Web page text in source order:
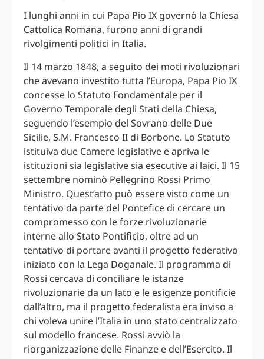
I lunghi anni in cui Papa Pio IX governò la Chiesa
Cattolica Romana, furono anni di grandi
rivolgimenti politici in Italia.
Il 14 marzo 1848, a seguito dei moti rivoluzionari
che avevano investito tutta l’Europa, Papa Pio IX
concesse lo Statuto Fondamentale per il
Governo Temporale degli Stati della Chiesa,
seguendo l’esempio del Sovrano delle Due
Sicilie, S.M. Francesco II di Borbone. Lo Statuto
istituiva due Camere legislative e apriva le
istituzioni sia legislative sia esecutive ai laici. Il 15
settembre nominò Pellegrino Rossi Primo
Ministro. Quest’atto può essere visto come un
tentativo da parte del Pontefice di cercare un
compromesso con le forze rivoluzionarie
interne allo Stato Pontificio, oltre ad un
tentativo di portare avanti il progetto federativo
iniziato con la Lega Doganale. Il programma di
Rossi cercava di conciliare le istanze
rivoluzionarie da un lato e le esigenze pontificie
dall’altro, ma il progetto federalista era inviso a
chi voleva unire l’Italia in uno stato centralizzato
sul modello francese. Rossi avviò la
riorganizzazione delle Finanze e dell’Esercito. Il